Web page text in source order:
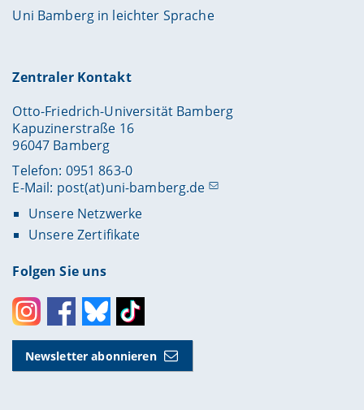
Uni Bamberg in leichter Sprache
Zentraler Kontakt
Otto-Friedrich-Universität Bamberg
Kapuzinerstraße 16
96047 Bamberg
Telefon: 0951 863-0
E-Mail: post(at)uni-bamberg.de
Unsere Netzwerke
Unsere Zertifikate
Folgen Sie uns
InstagramFacebookBlueskyToktok
Newsletter abonnieren